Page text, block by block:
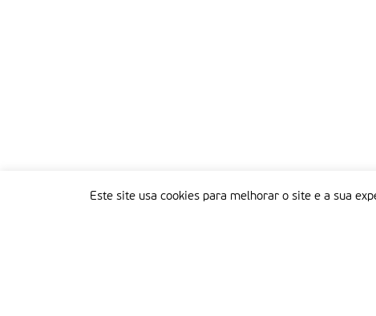
Este site usa cookies para melhorar o site e a sua